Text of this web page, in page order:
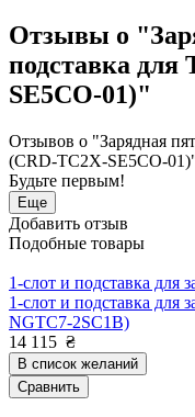
Отзывы о
подставка для
SE5CO-01)"
Отзывов о "Зарядная
(CRD-TC2X-SE5CO-
Будьте первым!
Еще
Добавить отзыв
Подобные товары
1-слот и подставка для
1-слот и подставка
NGTC7-2SC1B)
14 115 ₴
В список желаний
Сравнить